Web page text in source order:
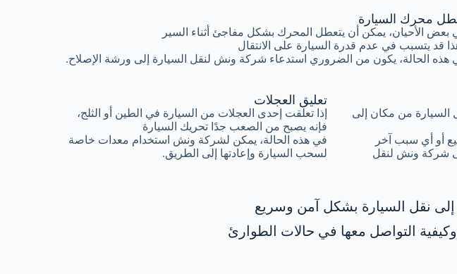
محرك السيارة
بعض الأحيان، يمكن أن يتعطل المحرك بشكل مفاجئ أثناء السير
قد يتسبب في عدم قدرة السيارة على الانتقال
هذه الحالة، يكون من الضروري استدعاء شركة ونش لنقل السيارة إلى ورشة الإصلاح.
تعليق العجلات
إذا تعلقت إحدى العجلات من السيارة في الطين أو الثلج،
فإنه يصبح من الصعب جدًا تحريك السيارة
في هذه الحالة، يمكن لشركة ونش استخدام معدات خاصة
لسحب السيارة وإعادتها إلى الطريق.
السيارة من مكان إلى
أو أي سبب آخر
شركة ونش لنقل
إلى نقل السيارة بشكل آمن وسريع
التواصل معها في حالات الطوارئ